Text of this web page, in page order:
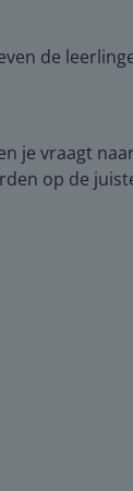
de
je vraagt
op de